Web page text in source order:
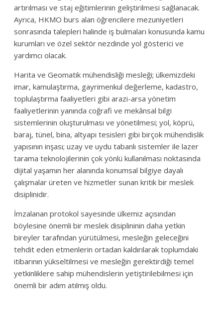
artırılması ve staj eğitimlerinin geliştirilmesi sağlanacak.
Ayrıca, HKMO burs alan öğrencilere mezuniyetleri
sonrasında talepleri halinde iş bulmaları konusunda kamu
kurumları ve özel sektör nezdinde yol gösterici ve
yardımcı olacak.
Harita ve Geomatik mühendisliği mesleği; ülkemizdeki
imar, kamulaştırma, gayrimenkul değerleme, kadastro,
toplulaştırma faaliyetleri gibi arazi-arsa yönetim
faaliyetlerinin yanında coğrafi ve mekânsal bilgi
sistemlerinin oluşturulması ve yönetilmesi; yol, köprü,
baraj, tünel, bina, altyapı tesisleri gibi birçok mühendislik
yapısının inşası; uzay ve uydu tabanlı sistemler ile lazer
tarama teknolojilerinin çok yönlü kullanılması noktasında
dijital yaşamın her alanında konumsal bilgiye dayalı
çalışmalar üreten ve hizmetler sunan kritik bir meslek
disiplinidir.
İmzalanan protokol sayesinde ülkemiz açısından
böylesine önemli bir meslek disiplininin daha yetkin
bireyler tarafından yürütülmesi, mesleğin geleceğini
tehdit eden etmenlerin ortadan kaldırılarak toplumdaki
itibarının yükseltilmesi ve mesleğin gerektirdiği temel
yetkinliklere sahip mühendislerin yetiştirilebilmesi için
önemli bir adım atılmış oldu.